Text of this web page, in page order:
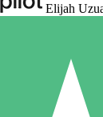
Elijah